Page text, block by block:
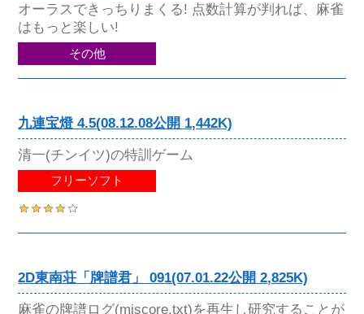
オーラスできっちりまくる! 点数計算が判れば、麻雀
はもっと楽しい!
その他
九連宝燈 4.5(08.12.08公開 1,442K)
清一(チンイツ)の特訓ゲーム
フリーソフト
2D東南荘「牌譜君」 091(07.01.22公開 2,825K)
麻雀の牌譜ログ(mjscore.txt)を再生し研究することが